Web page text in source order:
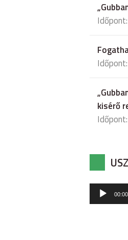
kisérő
Audió
lejátszó
00:00